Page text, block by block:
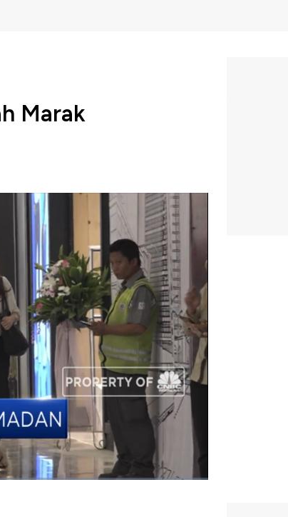
Marak
saat Ramadan memang meningkat.
masyarakat. Bagaimana gebyar diskon
Indonesia (Jumat, 10/5/2019).